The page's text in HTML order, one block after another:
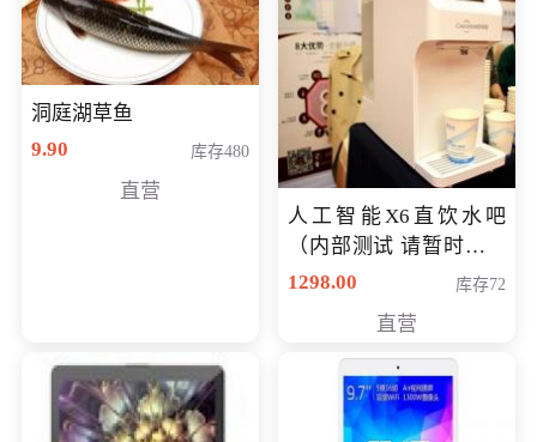
洞庭湖草鱼
9.90
库存480
直营
人工智能X6直饮水吧
（内部测试 请暂时不要
购买）
1298.00 库存72
直营